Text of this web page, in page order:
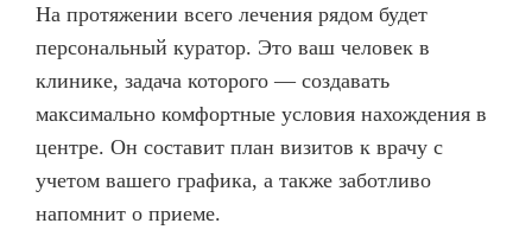
На протяжении всего лечения рядом будет
персональный куратор. Это ваш человек в
клинике, задача которого — создавать
максимально комфортные условия нахождения в
центре. Он составит план визитов к врачу с
учетом вашего графика, а также заботливо
напомнит о приеме.